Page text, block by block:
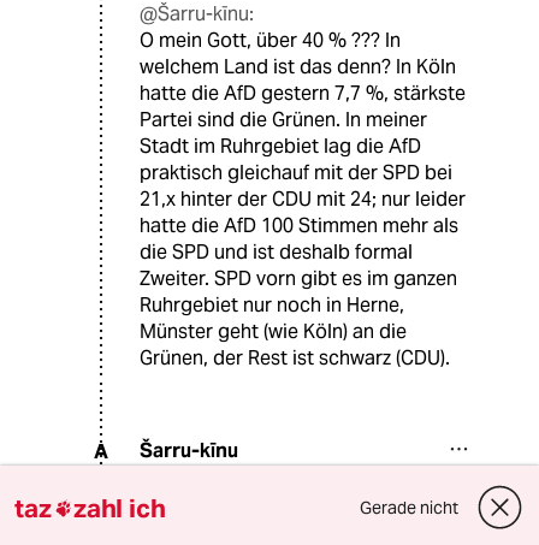
@Šarru-kīnu:
O mein Gott, über 40 % ??? In
welchem Land ist das denn? In Köln
hatte die AfD gestern 7,7 %, stärkste
Partei sind die Grünen. In meiner
Stadt im Ruhrgebiet lag die AfD
praktisch gleichauf mit der SPD bei
21,x hinter der CDU mit 24; nur leider
hatte die AfD 100 Stimmen mehr als
die SPD und ist deshalb formal
Zweiter. SPD vorn gibt es im ganzen
Ruhrgebiet nur noch in Herne,
Münster geht (wie Köln) an die
Grünen, der Rest ist schwarz (CDU).
A Šarru-kīnu
@Günter Picart:
taz zahl ich Gerade nicht